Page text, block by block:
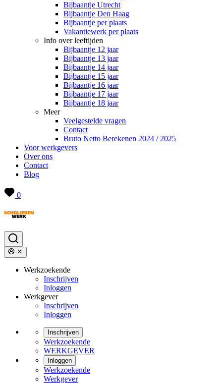
Bijbaantje Utrecht
Bijbaantje Den Haag
Bijbaantje per plaats
Vakantiewerk per plaats
Info over leeftijden
Bijbaantje 12 jaar
Bijbaantje 13 jaar
Bijbaantje 14 jaar
Bijbaantje 15 jaar
Bijbaantje 16 jaar
Bijbaantje 17 jaar
Bijbaantje 18 jaar
Meer
Veelgestelde vragen
Contact
Bruto Netto Berekenen 2024 / 2025
Voor werkgevers
Over ons
Contact
Blog
0
Werkzoekende
Inschrijven
Inloggen
Werkgever
Inschrijven
Inloggen
Inschrijven
Werkzoekende
WERKGEVER
Inloggen
Werkzoekende
Werkgever